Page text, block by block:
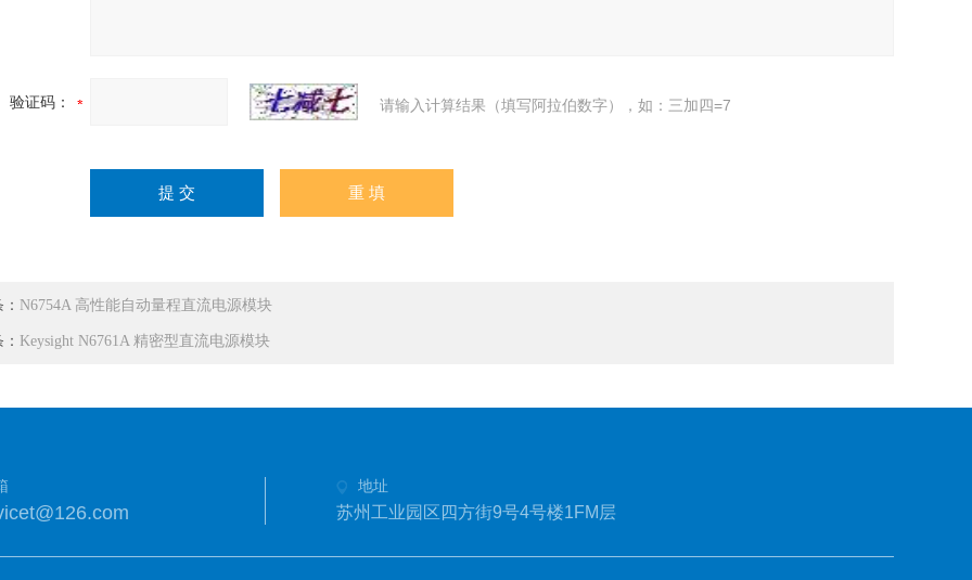
验证码： 请输入计算结果（填写阿拉伯数字），如：三加四=7
N6754A 高性能自动量程直流电源模块
Keysight N6761A 精密型直流电源模块
地址
苏州工业园区四方街9号4号楼1FM层